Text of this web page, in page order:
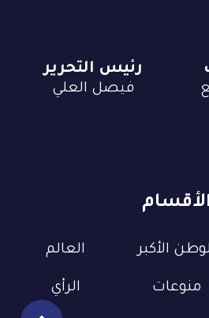
الأقسام
الأكبر العالم
منوعات الرأي
رئيس التحرير
فيصل العلي